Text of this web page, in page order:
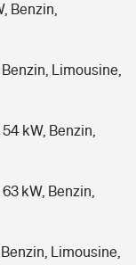
Benzin,
Limousine,
kW, Benzin,
kW, Benzin,
Limousine,